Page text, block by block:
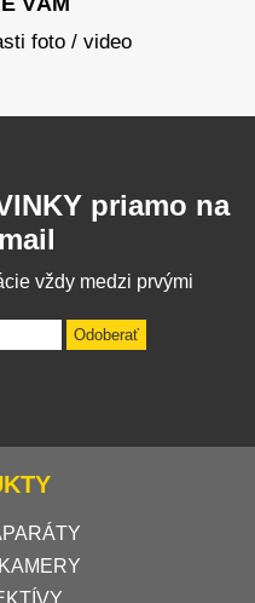
foto / video
priamo na
vždy medzi prvými
Odoberať